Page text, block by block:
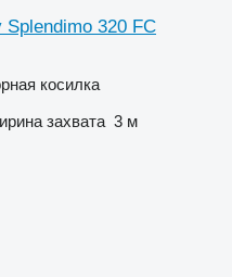
320 FC
косилка
захвата 3 м